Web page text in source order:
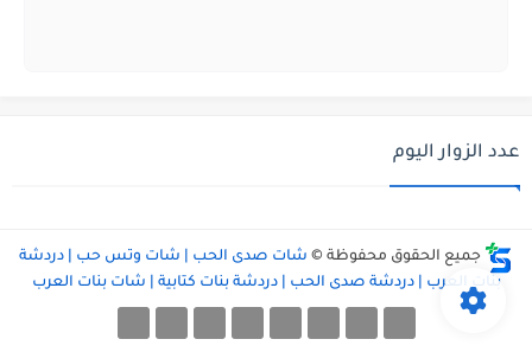
عدد الزوار اليوم
جميع الحقوق محفوظة © شات صدى الحب | شات وتس حب | دردشة
بنات العرب | دردشة صدى الحب | دردشة بنات كتابية | شات بنات العرب